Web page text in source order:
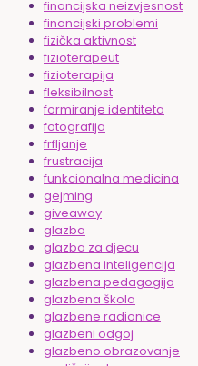
financijska neizvjesnost
financijski problemi
fizička aktivnost
fizioterapeut
fizioterapija
fleksibilnost
formiranje identiteta
fotografija
frfljanje
frustracija
funkcionalna medicina
gejming
giveaway
glazba
glazba za djecu
glazbena inteligencija
glazbena pedagogija
glazbena škola
glazbene radionice
glazbeni odgoj
glazbeno obrazovanje